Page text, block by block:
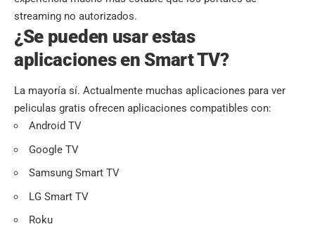
streaming no autorizados.
¿Se pueden usar estas
aplicaciones en Smart TV?
La mayoría sí. Actualmente muchas aplicaciones para ver
peliculas gratis ofrecen aplicaciones compatibles con:
Android TV
Google TV
Samsung Smart TV
LG Smart TV
Roku